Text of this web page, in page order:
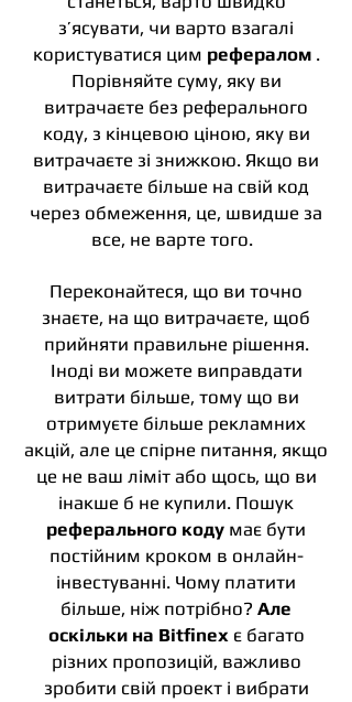
з’ясувати, чи варто взагалі
користуватися цим рефералом.
Порівняйте суму, яку ви
витрачаєте без реферального
коду, з кінцевою ціною, яку ви
витрачаєте зі знижкою. Якщо ви
витрачаєте більше на свій код
через обмеження, це, швидше за
все, не варте того.
Переконайтеся, що ви точно
знаєте, на що витрачаєте, щоб
прийняти правильне рішення.
Іноді ви можете виправдати
витрати більше, тому що ви
отримуєте більше рекламних
акцій, але це спірне питання, якщо
це не ваш ліміт або щось, що ви
інакше б не купили. Пошук
реферального коду має бути
постійним кроком в онлайн-
інвестуванні. Чому платити
більше, ніж потрібно? Але
оскільки на Bitfinexє багато
різних пропозицій, важливо
зробити свій проект і вибрати